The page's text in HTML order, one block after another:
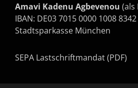
Amavi Kadenu Agbevenou (als
IBAN: DE03 7015 0000 1008
Stadtsparkasse München
SEPA Lastschriftmandat (PDF)